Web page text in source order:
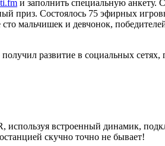
и заполнить специальную
приз. Состоялось 75 эфирных
мальчишек и девчонок,
развитие в социальных
используя встроенный динамик,
скучно точно не бывает!